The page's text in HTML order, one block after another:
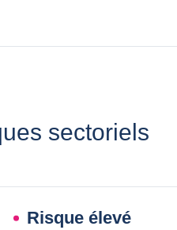
sectoriels
Risque élevé